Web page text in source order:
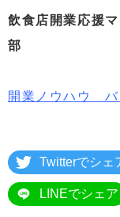
飲食店開業応援
部
開業ノウハウ バ
Twitterでシェ
LINEでシェア